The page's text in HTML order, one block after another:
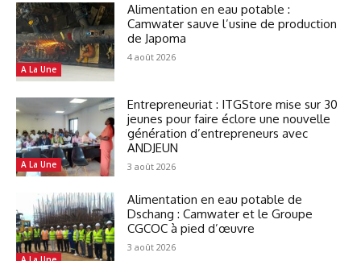
A La Une
Alimentation en eau potable :
Camwater sauve l’usine de production
de Japoma
4 août 2026
A La Une
Entrepreneuriat : ITGStore mise sur 30
jeunes pour faire éclore une nouvelle
génération d’entrepreneurs avec
ANDJEUN
3 août 2026
Alimentation en eau potable de
Dschang : Camwater et le Groupe
CGCOC à pied d’œuvre
3 août 2026